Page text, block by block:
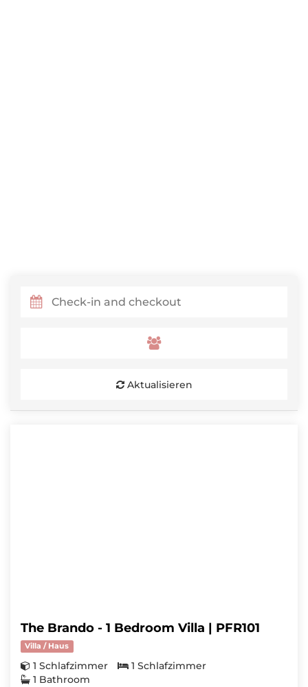
Aktualisieren
The Brando - 1 Bedroom Villa | PFR101
Villa / Haus
1 Schlafzimmer
1 Schlafzimmer
1 Bathroom